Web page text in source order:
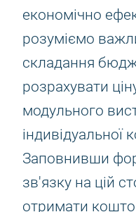
економічно
розуміємо
складання
розрахувати
модульного
індивідуальної
Заповнивши
зв'язку на цій
отримати